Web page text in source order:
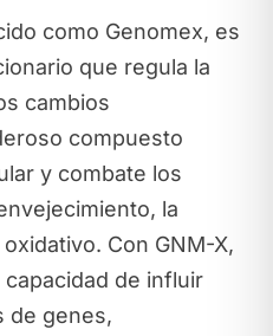
como Genomex, es
que regula la
cambios
compuesto
y combate los
la
Con GNM-X,
de influir
de genes,